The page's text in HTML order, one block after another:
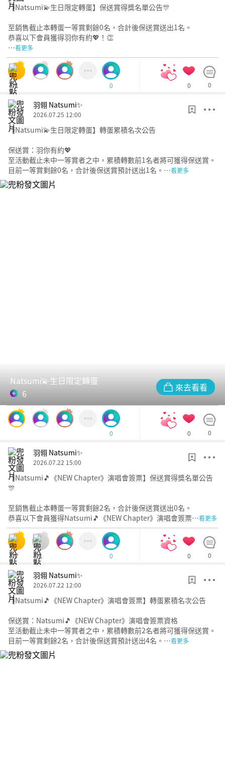
【Natsumi💫生日限定轉蛋】保送賞得獎名單公告🎊
至銷售截止本轉蛋一等賞剩餘0名，合計後保送賞送出1名。
恭喜以下會員獲得羽你有約💖！👏
…看更多
1 0 0 0
羽翎 Natsumi✨
2026.07.25 12:00
【Natsumi💫生日限定轉蛋】轉蛋累積名次公告
保送賞：羽你有約💖
至活動截止未中一等賞者之中，累積轉數前1名者將可獲得保送賞。
目前一等賞剩餘0名，合計後保送賞預計送出1名。…看更多
Natsumi💫生日限定轉蛋
6
來去看看
0 0 0
羽翎 Natsumi✨
2026.07.22 15:00
【Natsumi🎵《NEW Chapter》演唱會簽票】保送賞得獎名單公告
🎊
至銷售截止本轉蛋一等賞剩餘2名，合計後保送賞送出0名。
恭喜以下會員獲得Natsumi🎵《NEW Chapter》演唱會簽票…看更多
7 1 0 0 0
羽翎 Natsumi✨
2026.07.22 12:00
【Natsumi🎵《NEW Chapter》演唱會簽票】轉蛋累積名次公告
保送賞：Natsumi🎵《NEW Chapter》演唱會簽票資格
至活動截止未中一等賞者之中，累積轉數前2名者將可獲得保送賞。
目前一等賞剩餘2名，合計後保送賞預計送出4名。…看更多